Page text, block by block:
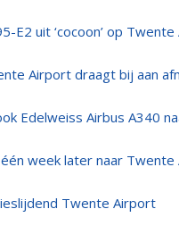
E2 uit ‘cocoon’ op
Airport draagt bij aan
Edelweiss Airbus A340
week later naar
Twente Airport